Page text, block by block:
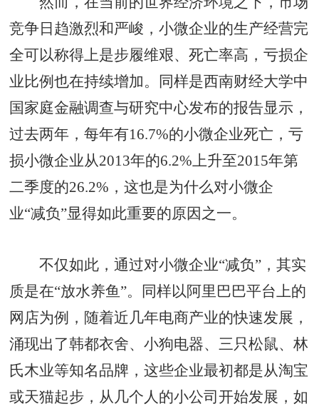
竞争日趋激烈和严峻，小微企业的生产经营完
全可以称得上是步履维艰、死亡率高，亏损企
业比例也在持续增加。同样是西南财经大学中
国家庭金融调查与研究中心发布的报告显示，
过去两年，每年有16.7%的小微企业死亡，亏
损小微企业从2013年的6.2%上升至2015年第
二季度的26.2%，这也是为什么对小微企
业“减负”显得如此重要的原因之一。
不仅如此，通过对小微企业“减负”，其实
质是在“放水养鱼”。同样以阿里巴巴平台上的
网店为例，随着近几年电商产业的快速发展，
涌现出了韩都衣舍、小狗电器、三只松鼠、林
氏木业等知名品牌，这些企业最初都是从淘宝
或天猫起步，从几个人的小公司开始发展，如